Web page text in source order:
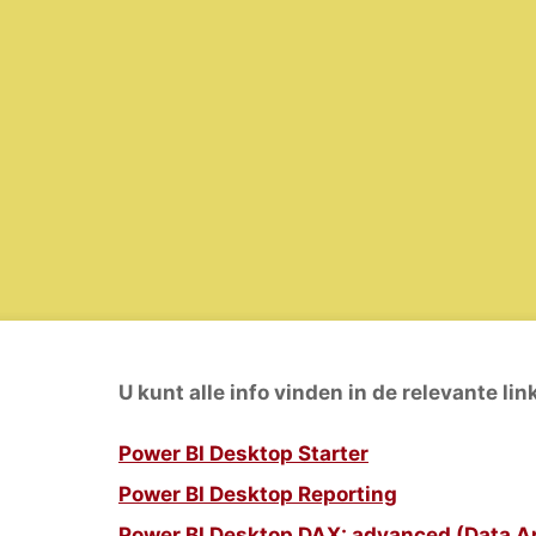
U kunt alle info vinden in de relevante
Power BI Desktop Starter
Power BI Desktop Reporting